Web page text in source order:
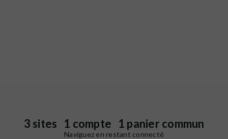
3 sites 1 compte 1 panier commun
Naviguez en restant connecté